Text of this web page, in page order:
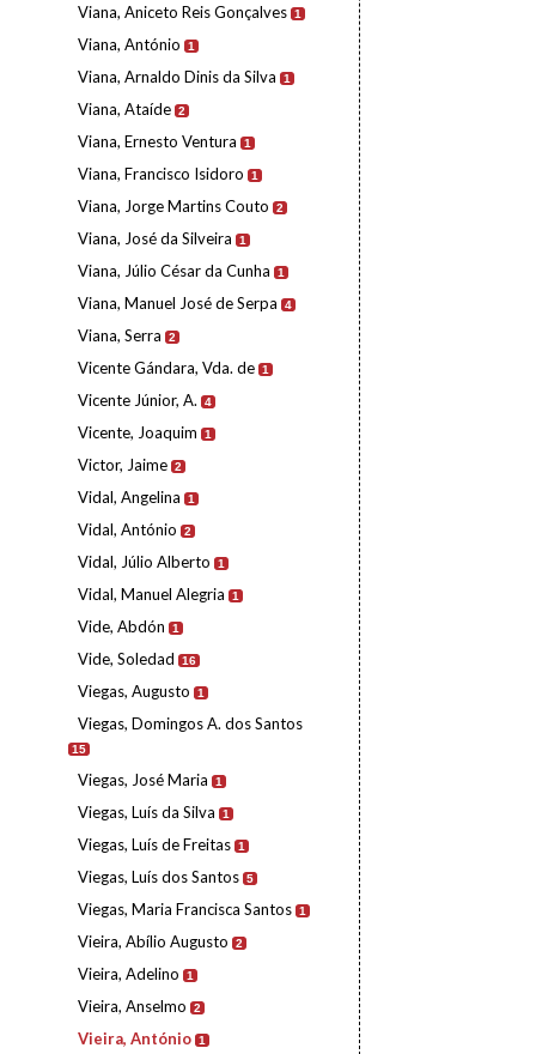
Viana, Aniceto Reis Gonçalves 1
Viana, António 1
Viana, Arnaldo Dinis da Silva 1
Viana, Ataíde 2
Viana, Ernesto Ventura 1
Viana, Francisco Isidoro 1
Viana, Jorge Martins Couto 2
Viana, José da Silveira 1
Viana, Júlio César da Cunha 1
Viana, Manuel José de Serpa 4
Viana, Serra 2
Vicente Gándara, Vda. de 1
Vicente Júnior, A. 4
Vicente, Joaquim 1
Victor, Jaime 2
Vidal, Angelina 1
Vidal, António 2
Vidal, Júlio Alberto 1
Vidal, Manuel Alegria 1
Vide, Abdón 1
Vide, Soledad 16
Viegas, Augusto 1
Viegas, Domingos A. dos Santos
15
Viegas, José Maria 1
Viegas, Luís da Silva 1
Viegas, Luís de Freitas 1
Viegas, Luís dos Santos 5
Viegas, Maria Francisca Santos 1
Vieira, Abílio Augusto 2
Vieira, Adelino 1
Vieira, Anselmo 2
Vieira, António 1